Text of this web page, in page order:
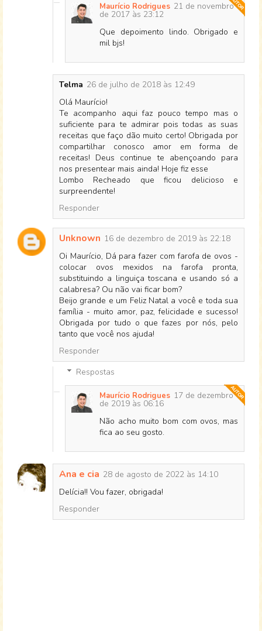
Maurício Rodrigues 21 de novembro
de 2017 às 23:12
Que depoimento lindo. Obrigado e
mil bjs!
Telma 26 de julho de 2018 às 12:49
Olá Maurício!
Te acompanho aqui faz pouco tempo mas o
suficiente para te admirar pois todas as suas
receitas que faço dão muito certo! Obrigada por
compartilhar conosco amor em forma de
receitas! Deus continue te abençoando para
nos presentear mais ainda! Hoje fiz esse
Lombo Recheado que ficou delicioso e
surpreendente!
Responder
Unknown 16 de dezembro de 2019 às 22:18
Oi Maurício, Dá para fazer com farofa de ovos -
colocar ovos mexidos na farofa pronta,
substituindo a linguiça toscana e usando só a
calabresa? Ou não vai ficar bom?
Beijo grande e um Feliz Natal a você e toda sua
família - muito amor, paz, felicidade e sucesso!
Obrigada por tudo o que fazes por nós, pelo
tanto que você nos ajuda!
Responder
Respostas
Maurício Rodrigues 17 de dezembro
de 2019 às 06:16
Não acho muito bom com ovos, mas
fica ao seu gosto.
Ana e cia 28 de agosto de 2022 às 14:10
Delícia!! Vou fazer, obrigada!
Responder